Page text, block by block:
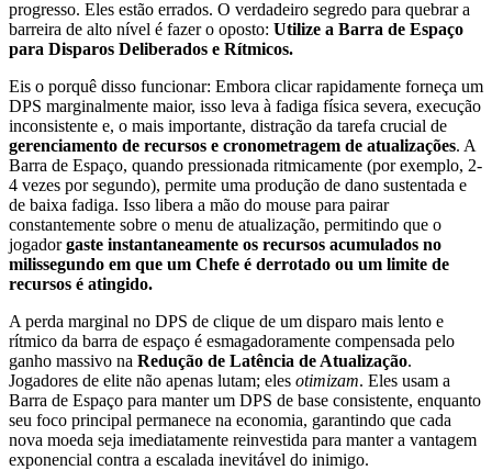
progresso. Eles estão errados. O verdadeiro segredo para quebrar a
barreira de alto nível é fazer o oposto: Utilize a Barra de Espaço
para Disparos Deliberados e Rítmicos.
Eis o porquê disso funcionar: Embora clicar rapidamente forneça um
DPS marginalmente maior, isso leva à fadiga física severa, execução
inconsistente e, o mais importante, distração da tarefa crucial de
gerenciamento de recursos e cronometragem de atualizações. A
Barra de Espaço, quando pressionada ritmicamente (por exemplo, 2-
4 vezes por segundo), permite uma produção de dano sustentada e
de baixa fadiga. Isso libera a mão do mouse para pairar
constantemente sobre o menu de atualização, permitindo que o
jogadorgaste instantaneamente os recursos acumulados no
milissegundo em que um Chefe é derrotado ou um limite de
recursos é atingido.
A perda marginal no DPS de clique de um disparo mais lento e
rítmico da barra de espaço é esmagadoramente compensada pelo
ganho massivo na Redução de Latência de Atualização.
Jogadores de elite não apenas lutam; eles otimizam. Eles usam a
Barra de Espaço para manter um DPS de base consistente, enquanto
seu foco principal permanece na economia, garantindo que cada
nova moeda seja imediatamente reinvestida para manter a vantagem
exponencial contra a escalada inevitável do inimigo.